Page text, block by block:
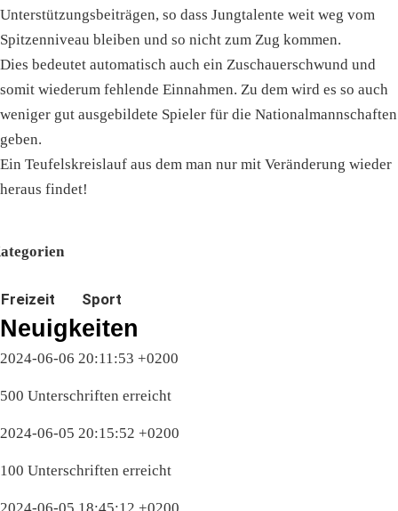
Unterstützungsbeiträgen, so dass Jungtalente weit weg vom
Spitzenniveau bleiben und so nicht zum Zug kommen.
Dies bedeutet automatisch auch ein Zuschauerschwund und
somit wiederum fehlende Einnahmen. Zu dem wird es so auch
weniger gut ausgebildete Spieler für die Nationalmannschaften
geben.
Ein Teufelskreislauf aus dem man nur mit Veränderung wieder
heraus findet!
Freizeit Sport
Neuigkeiten
2024-06-06 20:11:53 +0200
500 Unterschriften erreicht
2024-06-05 20:15:52 +0200
100 Unterschriften erreicht